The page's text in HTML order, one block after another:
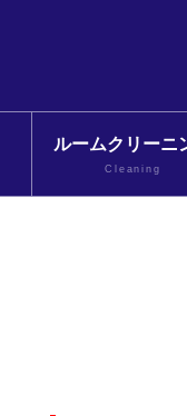
ルームクリーニ
Cleaning